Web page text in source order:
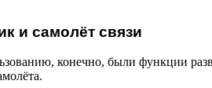
и самолёт связи
конечно, были функции